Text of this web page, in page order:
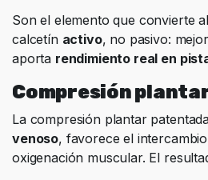
Son el elemento que convierte
calcetín activo, no pasivo:
aporta rendimiento real en
Compresión
La compresión plantar
venoso, favorece el
oxigenación muscular. El